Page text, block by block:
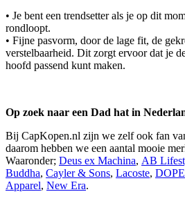
• Je bent een trendsetter als je op dit
rondloopt.
• Fijne pasvorm, door de lage fit, de
verstelbaarheid. Dit zorgt ervoor dat je
hoofd passend kunt maken.
Op zoek naar een Dad hat in
Bij CapKopen.nl zijn we zelf ook fan
daarom hebben we een aantal mooie
Waaronder; Deus ex Machina, AB
Buddha, Cayler & Sons, Lacoste, DOPE
Apparel, New Era.